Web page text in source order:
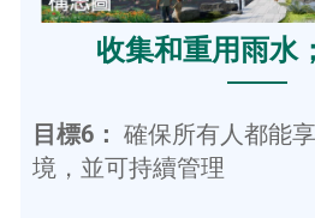
收集和重用雨水
目標6： 確保所有人都能
境，並可持續管理